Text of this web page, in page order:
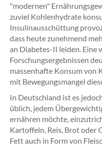
"modernen"
zuviel Kohlenhydrate
Insulinausschüttung
dass heute zunehmend
an Diabetes-II leiden. Eine
Forschungsergebnissen
massenhafte Konsum von
mit Bewegungsmangel
In Deutschland ist es
üblich, jedem
ernähren möchte,
Kartoffeln, Reis, Brot oder
Fett auch in Form von